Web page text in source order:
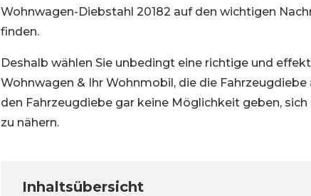
Wohnwagen-Diebstahl 20182 auf den wichtigen
finden.
Deshalb wählen Sie unbedingt eine richtige und
Wohnwagen & Ihr Wohnmobil, die die
den Fahrzeugdiebe gar keine Möglichkeit geben,
zu nähern.
Inhaltsübersicht